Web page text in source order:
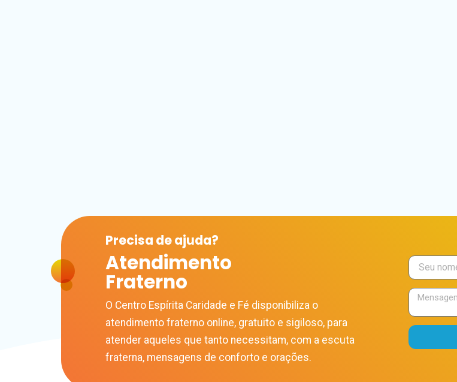
Precisa deajuda?
Atendimento
Fraterno
O Centro Espírita Caridade e Fé disponibiliza o
atendimento fraterno online, gratuito e sigiloso, para
atender aqueles que tanto necessitam, com a escuta
fraterna, mensagens de conforto e orações.